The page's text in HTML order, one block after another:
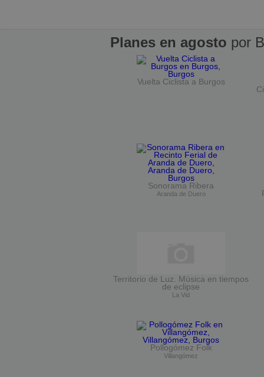
Planes en agosto por
Vuelta Ciclista a Burgos
Sonorama Ribera
Aranda de Duero
Territorio de Luz. Música en tiempos
de eclipse
La Vid
Pollogómez Folk
Villangómez